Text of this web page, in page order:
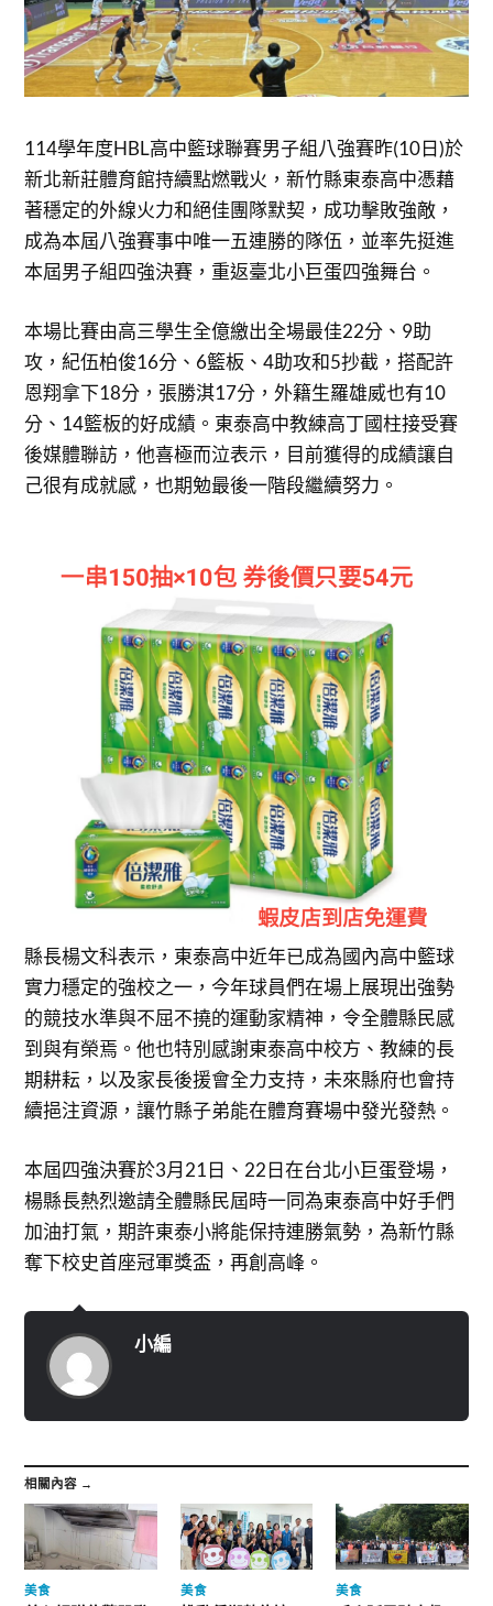
114學年度HBL高中籃球聯賽男子組八強賽昨(10日)於
新北新莊體育館持續點燃戰火，新竹縣東泰高中憑藉
著穩定的外線火力和絕佳團隊默契，成功擊敗強敵，
成為本屆八強賽事中唯一五連勝的隊伍，並率先挺進
本屆男子組四強決賽，重返臺北小巨蛋四強舞台。
本場比賽由高三學生全億繳出全場最佳22分、9助
攻，紀伍柏俊16分、6籃板、4助攻和5抄截，搭配許
恩翔拿下18分，張勝淇17分，外籍生羅雄威也有10
分、14籃板的好成績。東泰高中教練高丁國柱接受賽
後媒體聯訪，他喜極而泣表示，目前獲得的成績讓自
己很有成就感，也期勉最後一階段繼續努力。
縣長楊文科表示，東泰高中近年已成為國內高中籃球
實力穩定的強校之一，今年球員們在場上展現出強勢
的競技水準與不屈不撓的運動家精神，令全體縣民感
到與有榮焉。他也特別感謝東泰高中校方、教練的長
期耕耘，以及家長後援會全力支持，未來縣府也會持
續挹注資源，讓竹縣子弟能在體育賽場中發光發熱。
本屆四強決賽於3月21日、22日在台北小巨蛋登場，
楊縣長熱烈邀請全體縣民屆時一同為東泰高中好手們
加油打氣，期許東泰小將能保持連勝氣勢，為新竹縣
奪下校史首座冠軍獎盃，再創高峰。
小編
相關內容 →
美食 美食 美食